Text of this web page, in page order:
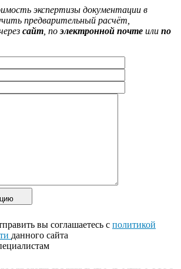
экспертизы документации в
предварительный расчёт,
сайт , поэлектронной почте или по
вы соглашаетесь с политикой
данного сайта